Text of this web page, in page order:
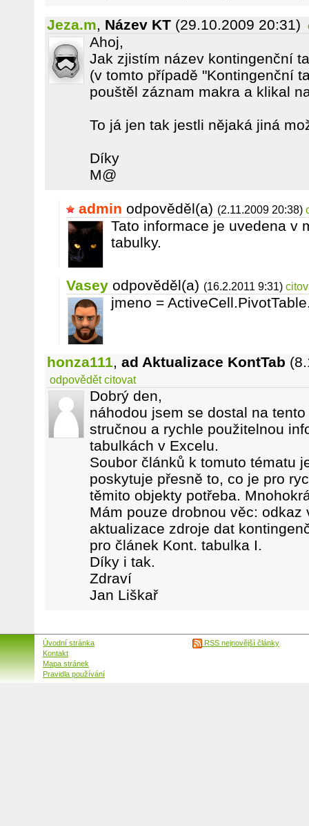
Jeza.m, Název KT (29.10.2009 20:31)
Ahoj,
Jak zjistím název kontingenční
(v tomto případě "Kontingenční
pouštěl záznam makra a klikal
To já jen tak jestli nějaká jiná
Díky
M@
admin odpověděl(a) (2.11.2009 20:38)
Tato informace je uvedena v
tabulky.
Vasey odpověděl(a) (16.2.2011 9:31)
jmeno =
honza111, ad Aktualizace KontTab
odpovědět citovat
Dobrý den,
náhodou jsem se dostal na
stručnou a rychle použitelnou
tabulkách v Excelu.
Soubor článků k tomuto tématu
poskytuje přesně to, co je pro
těmito objekty potřeba.
Mám pouze drobnou věc: odkaz
aktualizace zdroje dat
pro článek Kont. tabulka I.
Díky i tak.
Zdraví
Jan Liškař
Úvodní stránka
Kontakt
Mapa stránek
Pravidla používání
RSS nejnovější články